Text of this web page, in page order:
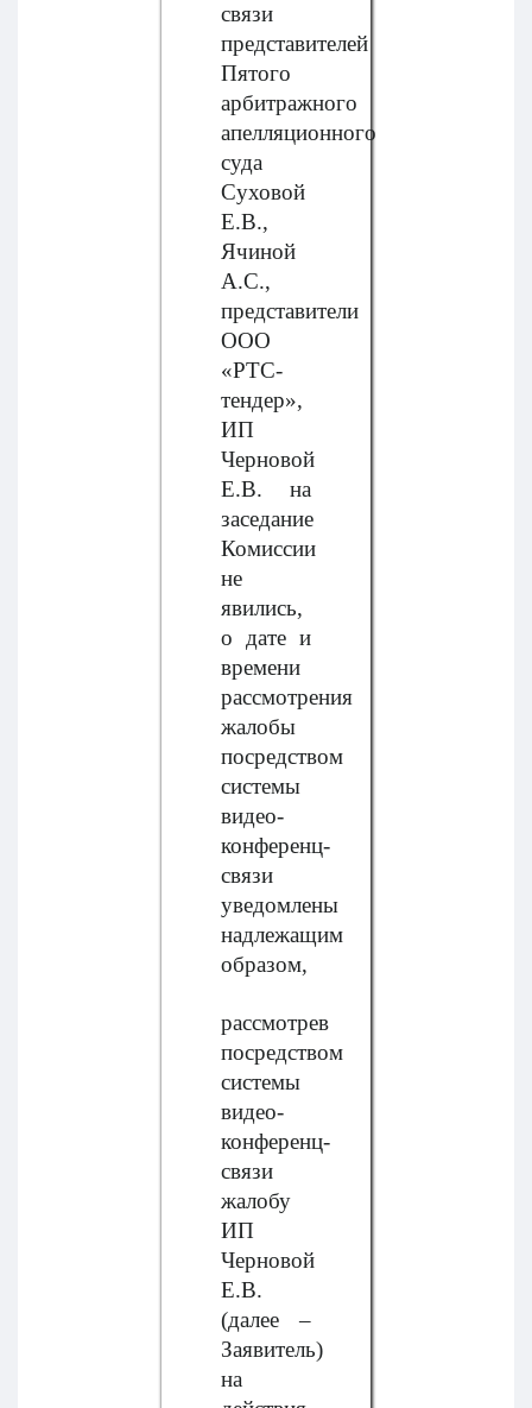
связи
представителей
Пятого
арбитражного
апелляционного
суда
Суховой
Е.В.,
Ячиной
А.С.,
представители
ООО
«РТС-
тендер»,
ИП
Черновой
Е.В. на
заседание
Комиссии
не
явились,
о дате и
времени
рассмотрения
жалобы
посредством
системы
видео-
конференц-
связи
уведомлены
надлежащим
образом,
рассмотрев
посредством
системы
видео-
конференц-
связи
жалобу
ИП
Черновой
Е.В.
(далее –
Заявитель)
на